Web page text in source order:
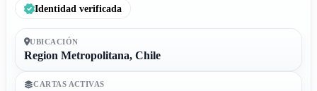
Identidad verificada
UBICACIÓN
Region Metropolitana, Chile
CARTAS ACTIVAS